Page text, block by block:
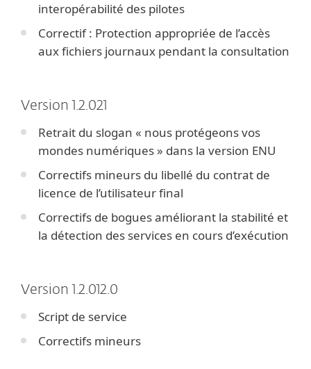
interopérabilité des pilotes
Correctif : Protection appropriée de l’accès
aux fichiers journaux pendant la consultation
Version 1.2.021
Retrait du slogan « nous protégeons vos
mondes numériques » dans la version ENU
Correctifs mineurs du libellé du contrat de
licence de l’utilisateur final
Correctifs de bogues améliorant la stabilité et
la détection des services en cours d’exécution
Version 1.2.012.0
Script de service
Correctifs mineurs